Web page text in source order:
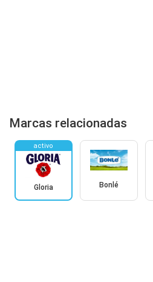
Marcas relacionadas
activo
Gloria Bonlé